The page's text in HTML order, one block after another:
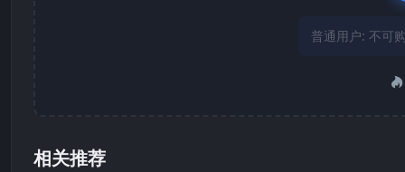
普通用户: 不可
相关推荐